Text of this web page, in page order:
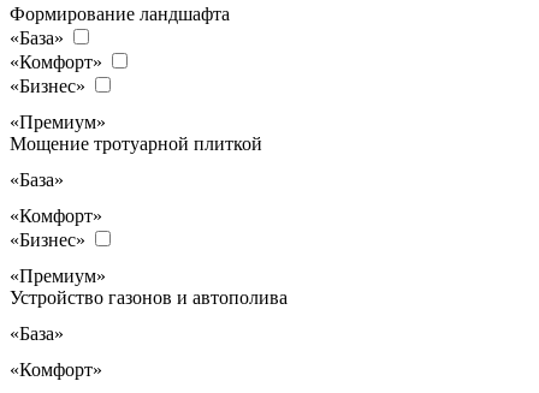
Формирование ландшафта
«База»
«Комфорт»
«Бизнес»
«Премиум»
Мощение тротуарной плиткой
«База»
«Комфорт»
«Бизнес»
«Премиум»
Устройство газонов и автополива
«База»
«Комфорт»